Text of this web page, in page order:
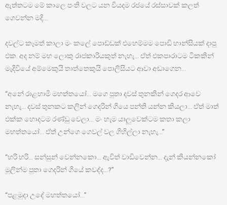
ඇත්තටම මේ කාලෙ පංති වලට යන වියදම රජයේ රස්සාවක් කලත්
ගෙවන්න මදි…
දවල්ට කෑමත් කාලා මං කලේ පොඩ්ඩක් එහෙම්මම පොඩි හාන්සියක් දාපු
එක. අද නම් මහ ලොකු රාජකාරියකුත් නැහැ… ඒත් එකපාරාටම ටිකකින්
මැදිවියේ අම්මෙකුයි තාත්තෙකුයි පොලිසියට ආවා අඬාගෙන…
“අනේ රාළහාමි මහත්තයෝ… මගෙ පුතා දවස් තුනකින් ගෙදර ආවෙ
නැහැ… දවස් තුනකට කලින් ගෙදරින් ගියෙ පන්ති යන්න කියලා… ඒත් මාත්
එක්ක හොදටම රණ්ඩු වෙලා… මං හැම යාලුවෙක්ටම කතා කලා
මහත්තයෝ… ඒත් උන්ගෙ ගෙවල් වල ගිහිල්ලා නැහැ…”
“හරි හරි… සන්සුන් වෙන්නකො… ඇවිත් වාඩිවෙන්න… දැන් කියන්නකෝ
මුලින්ම පුතා ගෙදරින් ගියේ කවද්ද…?”
“පළමුදා උදේ මහත්තයෝ…”